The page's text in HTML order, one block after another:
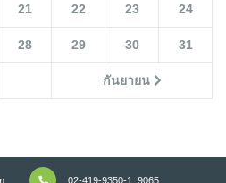
กันยายน
21 22 23 24
28 29 30 31
02-419-9350-1, 9065